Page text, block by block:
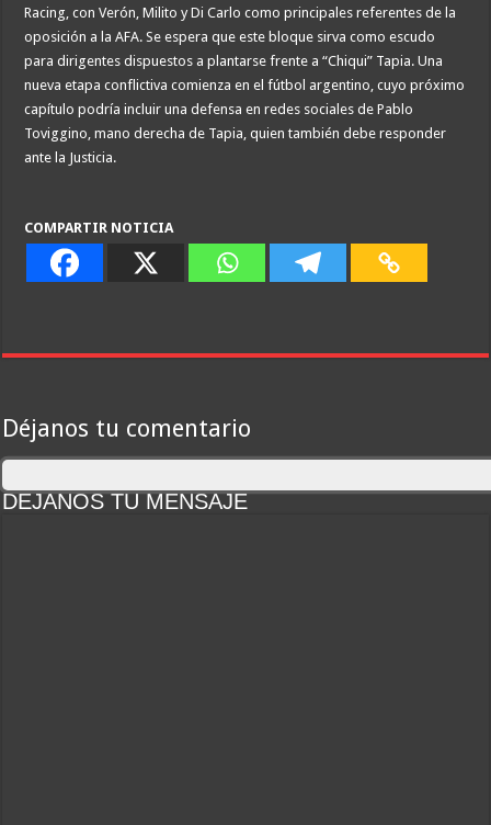
Racing, con Verón, Milito y Di Carlo como principales referentes de la
oposición a la AFA. Se espera que este bloque sirva como escudo
para dirigentes dispuestos a plantarse frente a “Chiqui” Tapia. Una
nueva etapa conflictiva comienza en el fútbol argentino, cuyo próximo
capítulo podría incluir una defensa en redes sociales de Pablo
Toviggino, mano derecha de Tapia, quien también debe responder
ante la Justicia.
COMPARTIR NOTICIA
Déjanos tu comentario
DEJANOS TU MENSAJE